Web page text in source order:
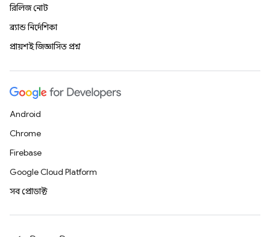
রিলিজ নোট
ব্র্যান্ড নির্দেশিকা
প্রায়শই জিজ্ঞাসিত প্রশ্ন
Android
Chrome
Firebase
Google Cloud Platform
সব প্রোডাক্ট